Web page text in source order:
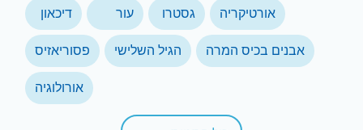
אורטיקריה גסטרו עור דיכאון
אבנים בכיס המרה הגיל השלישי פסוריאזיס
אורולוגיה